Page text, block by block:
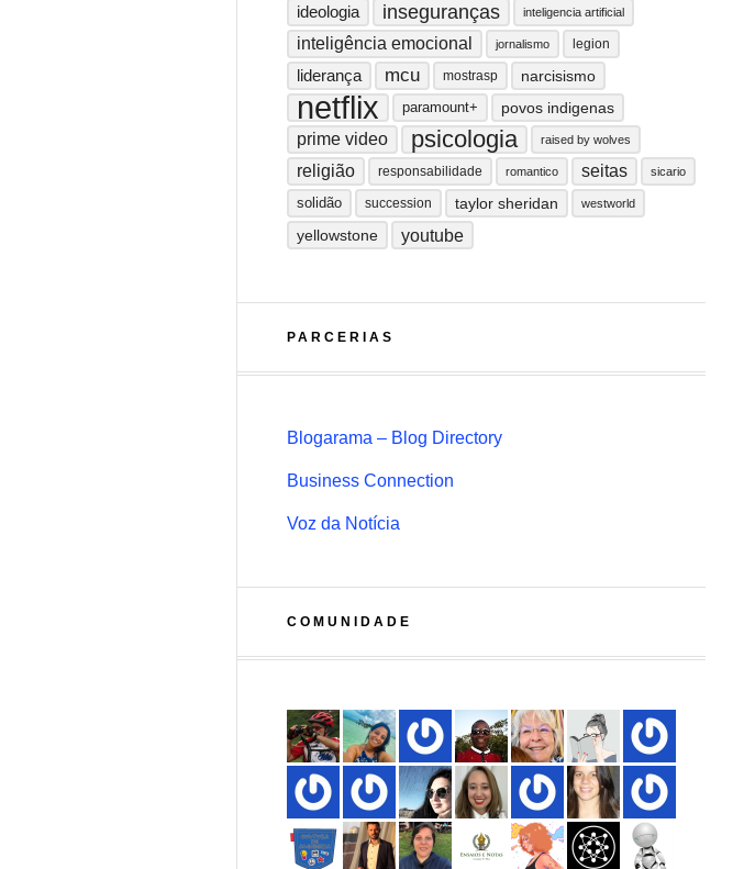
ideologia inseguranças inteligencia artificial
inteligência emocional jornalismo legion
liderança mcu mostrasp narcisismo
netflix paramount+ povos indigenas
prime video psicologia raised by wolves
religião responsabilidade romantico seitas sicario
solidão succession taylor sheridan westworld
yellowstone youtube
PARCERIAS
Blogarama – Blog Directory
Business Connection
Voz da Notícia
COMUNIDADE